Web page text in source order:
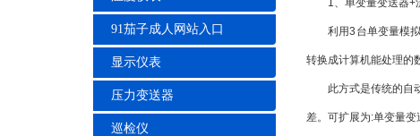
91茄子成人网站入口
显示仪表
压力变送器
巡检仪
1、单变量变送器+
利用3台单变量模拟
转换成计算机能处理的
此方式是传统的自动
差。可扩展为:单变量变